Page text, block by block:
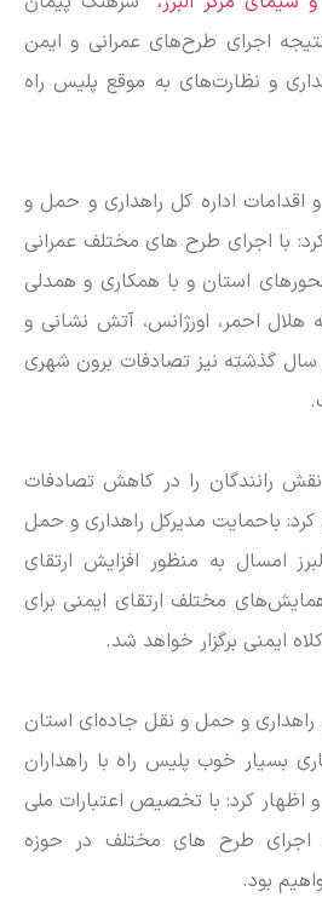
اجرای طرح‌های عمرانی و ایمن
و نظارت‌های به موقع پلیس راه
اقدامات اداره کل راهداری و حمل و
با اجرای طرح های مختلف عمرانی
استان و با همکاری و همدلی
هلال احمر، اورژانس، آتش نشانی و
در ۶ ماه دوم سال گذشته نیز تصادفات برون شهری
رانندگان را در کاهش تصادفات
کرد: باحمایت مدیرکل راهداری و حمل
امسال به منظور افزایش ارتقای
همایش‌های مختلف ارتقای ایمنی برای
ایمنی برگزار خواهد شد.
راهداری و حمل و نقل جاده‌ای استان
بسیار خوب پلیس راه با راهداران
اظهار کرد: با تخصیص اعتبارات ملی
اجرای طرح های مختلف در حوزه
بود.